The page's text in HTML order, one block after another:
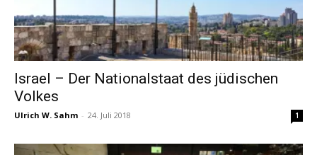
Israel – Der Nationalstaat des jüdischen
Volkes
Ulrich W. Sahm - 24. Juli 2018 1